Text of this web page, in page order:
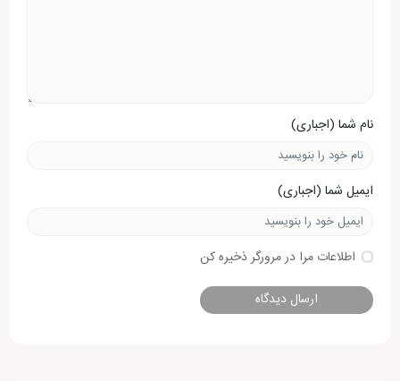
نام شما (اجباری)
ایمیل شما (اجباری)
اطلاعات مرا در مرورگر ذخیره کن